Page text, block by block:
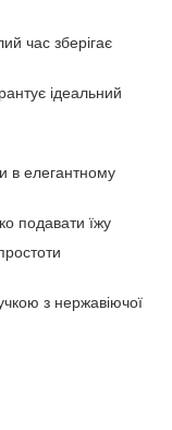
час зберігає
ідеальний
в елегантному
подавати їжу
з нержавіючої